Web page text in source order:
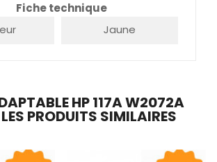
Fiche technique
Jaune
HP 117A W2072A
PRODUITS SIMILAIRES